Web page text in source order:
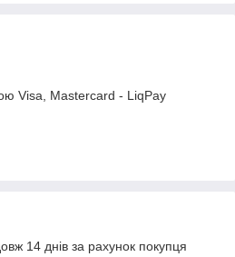
Visa, Mastercard - LiqPay
14 днів за рахунок покупця